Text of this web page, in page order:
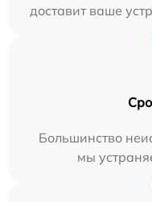
доставит ваше
Большинство
мы